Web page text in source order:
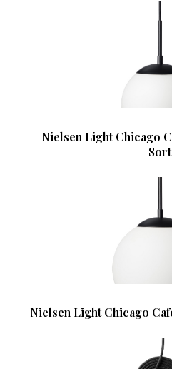
Nielsen Light Chicago
Sort
Nielsen Light Chicago